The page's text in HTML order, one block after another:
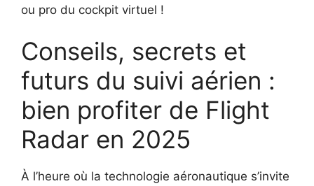
ou pro du cockpit virtuel !
Conseils, secrets et
futurs du suivi aérien :
bien profiter de Flight
Radar en 2025
À l’heure où la technologie aéronautique s’invite